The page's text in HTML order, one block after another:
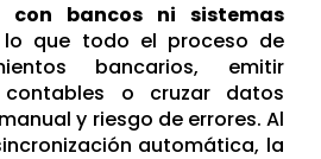
con bancos ni sistemas
que todo el proceso de
bancarios, emitir
contables o cruzar datos
y riesgo de errores. Al
automática, la